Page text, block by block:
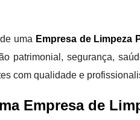
uma Empresa de Limpeza
patrimonial, segurança,
com qualidade e
Empresa de